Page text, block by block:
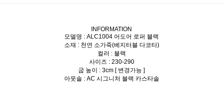
INFORMATION
모델명 : ALC1004 어도어 로퍼 블랙
소재 : 천연 소가죽(베지터블 다코타)
컬러 : 블랙
사이즈 : 230-290
굽 높이 : 3cm [ 변경가능 ]
아웃솔 : AC 시그니처 블랙 카스타솔